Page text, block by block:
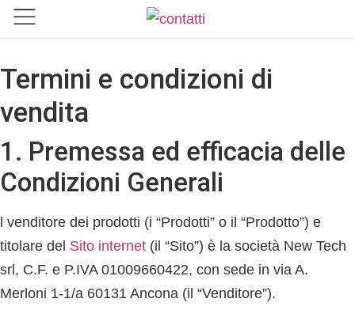
Termini e condizioni di
vendita
1. Premessa ed efficacia delle
Condizioni Generali
l venditore dei prodotti (i “Prodotti” o il “Prodotto”) e
titolare del Sito internet (il “Sito”) è la società New Tech
srl, C.F. e P.IVA 01009660422, con sede in via A.
Merloni 1-1/a 60131 Ancona (il “Venditore”).